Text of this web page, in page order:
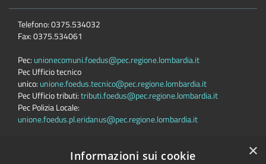
Telefono: 0375.534032
Fax: 0375.534061
Pec: unionecomuni.foedus@pec.regione.lombardia.it
Pec Ufficio tecnico
unico: unione.foedus.tecnico@pec.regione.lombardia.it
Pec Ufficio tributi:tributi.foedus@pec.regione.lombardia.it
Pec Polizia Locale:
unione.foedus.pl.eridanus@pec.regione.lombardia.it
×
Informazioni sui cookie